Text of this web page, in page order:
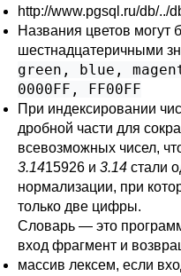
http://www.pgsql.ru/db/../
Названия цветов могут
шестнадцатеричными
green, blue,
0000FF, FF00FF
При индексировании
дробной части для
всевозможных чисел,
3.1415926 и 3.14 стали
нормализации, при
только две цифры.
Словарь — это
вход фрагмент и
массив лексем, если